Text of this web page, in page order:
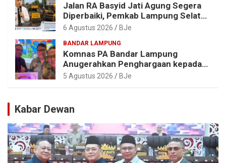
Jalan RA Basyid Jati Agung Segera
Diperbaiki, Pemkab Lampung Selatan
Alokasikan Rp1,13 Miliar
6 Agustus 2026 BJe
BANDAR LAMPUNG
Komnas PA Bandar Lampung
Anugerahkan Penghargaan kepada
Kombes Pol. Alfret Jacob Tilukay
5 Agustus 2026 BJe
Kabar Dewan